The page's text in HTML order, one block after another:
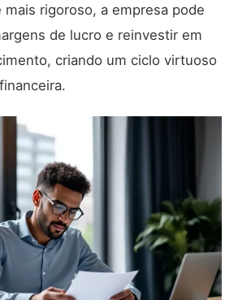
rigoroso, a empresa pode
de lucro e reinvestir em
criando um ciclo virtuoso